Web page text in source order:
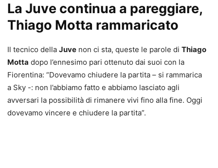
La Juve continua a pareggiare,
Thiago Motta rammaricato
Il tecnico della Juve non ci sta, queste le parole di Thiago
Motta dopo l’ennesimo pari ottenuto dai suoi con la
Fiorentina: “Dovevamo chiudere la partita – si rammarica
a Sky -: non l’abbiamo fatto e abbiamo lasciato agli
avversari la possibilità di rimanere vivi fino alla fine. Oggi
dovevamo vincere e chiudere la partita”.